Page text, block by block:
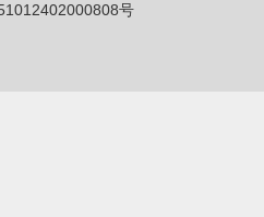
号